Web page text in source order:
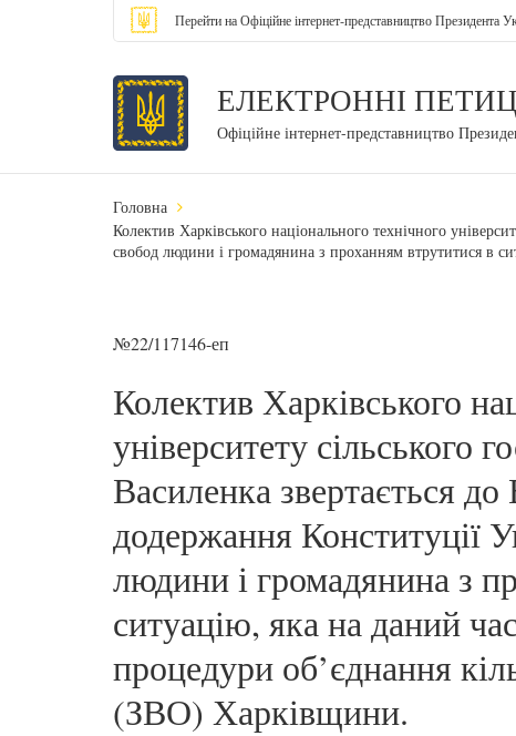
Перейти на Офіційне інтернет-представництво Президента
ЕЛЕКТРОННІ
Офіційне інтернет-представництво
Головна
Колектив Харківського національного технічного
свобод людини і громадянина з проханням втрутитися в
№22/117146-еп
Колектив Харківського
університету сільського
Василенка звертається
додержання Конституції
людини і громадянина з
ситуацію, яка на даний
процедури об’єднання
(ЗВО) Харківщини.